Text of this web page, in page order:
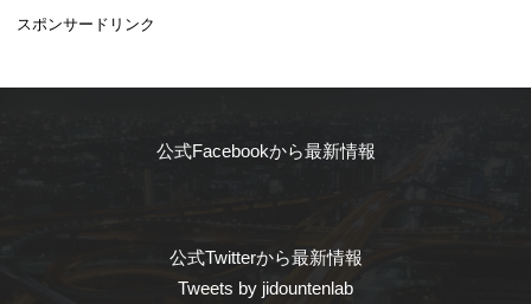
スポンサードリンク
公式Facebookから最新情報
公式Twitterから最新情報
Tweets by jidountenlab